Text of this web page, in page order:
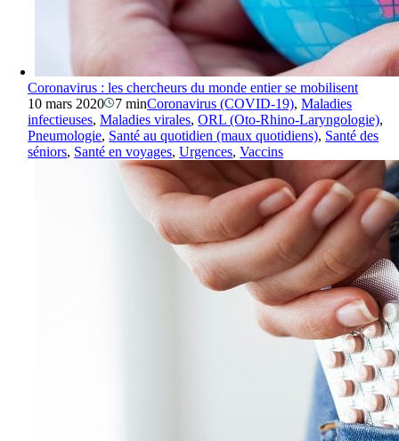
Coronavirus : les chercheurs du monde entier se mobilisent
10 mars 2020
7 minCoronavirus (COVID-19),Maladies
infectieuses,Maladies virales,ORL (Oto-Rhino-Laryngologie),
Pneumologie, Santé au quotidien (maux quotidiens), Santé des
séniors, Santé en voyages,Urgences,Vaccins